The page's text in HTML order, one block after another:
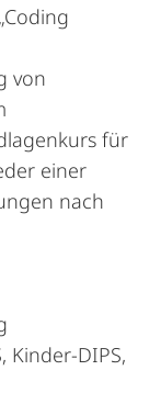
von
für
einer
nach
Kinder-DIPS,